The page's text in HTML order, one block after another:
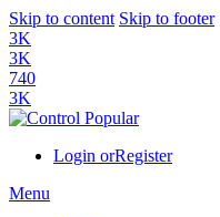
Skip to content Skip to footer
3K
3K
740
3K
Login orRegister
Menu